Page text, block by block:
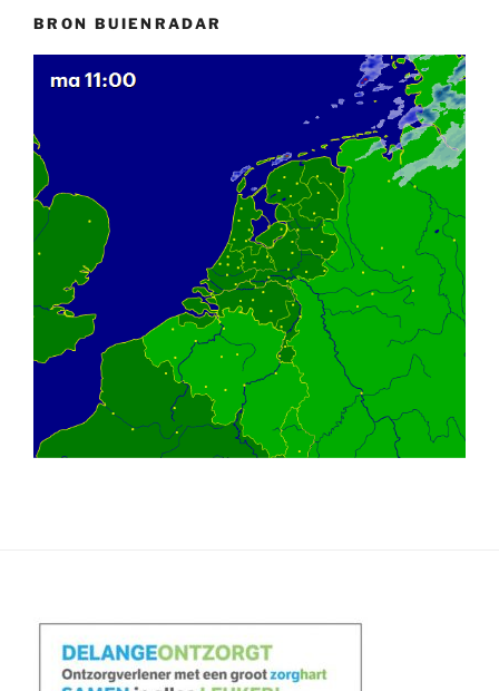
BRON BUIENRADAR